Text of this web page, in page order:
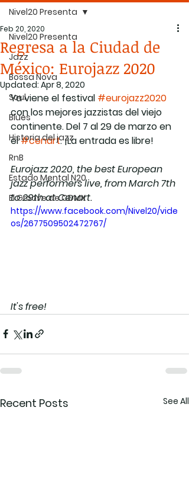
Nivel20 Presenta
Jazz
Bossa Nova
Soul
Blues
Historia del jazz
RnB
Estado Mental N20
El Groove de CDMX
Nivel20 Presenta
Regresa a la Ciudad de
México: Eurojazz 2020
Feb 20, 2020
Updated: Apr 8, 2020
Ya viene el festival #eurojazz2020
con los mejores jazzistas del viejo
continente. Del 7 al 29 de marzo en
el #cenart. ¡La entrada es libre!
Eurojazz 2020, the best European
jazz performers live, from March 7th
to 29th at Cenart.
https://www.facebook.com/Nivel20/vide
os/2677509502472767/
It's free!
Recent Posts See All